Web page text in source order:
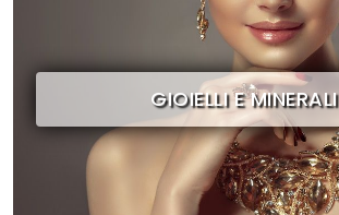
GIOIELLI E MINERALI